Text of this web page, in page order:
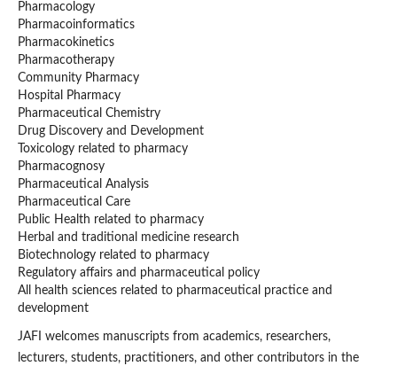
Pharmacology
Pharmacoinformatics
Pharmacokinetics
Pharmacotherapy
Community Pharmacy
Hospital Pharmacy
Pharmaceutical Chemistry
Drug Discovery and Development
Toxicology related to pharmacy
Pharmacognosy
Pharmaceutical Analysis
Pharmaceutical Care
Public Health related to pharmacy
Herbal and traditional medicine research
Biotechnology related to pharmacy
Regulatory affairs and pharmaceutical policy
All health sciences related to pharmaceutical practice and
development
JAFI welcomes manuscripts from academics, researchers,
lecturers, students, practitioners, and other contributors in the